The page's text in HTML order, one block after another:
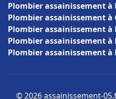
Plombier assainissement à
Plombier assainissement à
Plombier assainissement à
Plombier assainissement à
Plombier assainissement à
© 2026 assainissement-